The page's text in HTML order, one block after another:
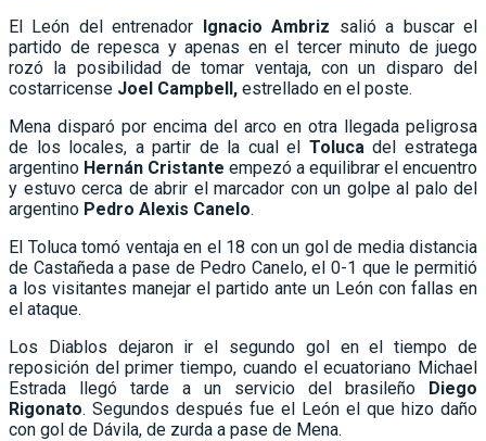
El León del entrenador Ignacio Ambriz salió a buscar el
partido de repesca y apenas en el tercer minuto de juego
rozó la posibilidad de tomar ventaja, con un disparo del
costarricense Joel Campbell, estrellado en el poste.
Mena disparó por encima del arco en otra llegada peligrosa
de los locales, a partir de la cual el Tolucadel estratega
argentino Hernán Cristante empezó a equilibrar el encuentro
y estuvo cerca de abrir el marcador con un golpe al palo del
argentino Pedro Alexis Canelo.
El Toluca tomó ventaja en el 18 con un gol de media distancia
de Castañeda a pase de Pedro Canelo, el 0-1 que le permitió
a los visitantes manejar el partido ante un León con fallas en
el ataque.
Los Diablos dejaron ir el segundo gol en el tiempo de
reposición del primer tiempo, cuando el ecuatoriano Michael
Estrada llegó tarde a un servicio del brasileño Diego
Rigonato. Segundos después fue el León el que hizo daño
con gol de Dávila, de zurda a pase de Mena.